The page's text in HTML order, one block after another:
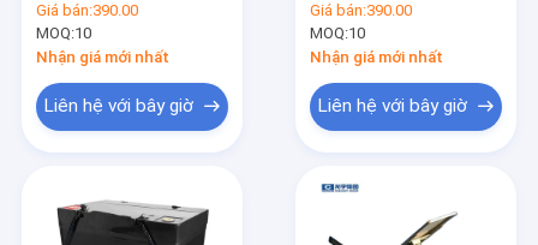
Ghim 12v 50ah
Giá bán:390.00
MOQ:10
Nhận giá mới nhất
Liên hệ với bây giờ
lifepo4 50ah
Giá bán:390.00
MOQ:10
Nhận giá mới nhất
Liên hệ với bây giờ